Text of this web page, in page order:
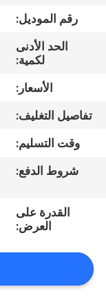
جولة
مراقبة
الجودة
اتصل
حالات
رقم الموديل:
الحد الأدنى
لكمية:
الأسعار:
تفاصيل التغليف:
وقت التسليم:
شروط الدفع:
القدرة على
العرض: